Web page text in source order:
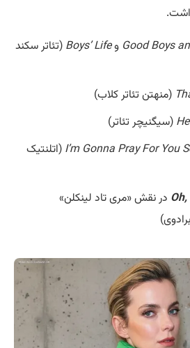
Good Boys وBoys’ Life (تئاتر سکند
(منهتن تئاتر کلاب)
(سیگنیچر تئاتر)
I’m Gonna Pray For You (اتلنتیک
در نقش «مری تاد لینکلن»